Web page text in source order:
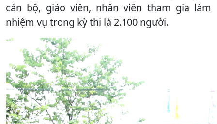
cán bộ, giáo viên, nhân viên tham gia làm
nhiệm vụ trong kỳ thi là 2.100 người.